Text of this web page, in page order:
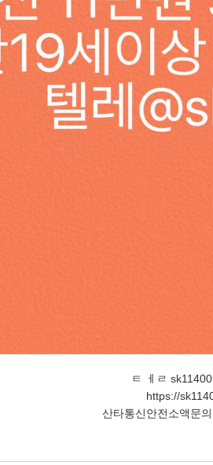
ㅌ ㅔㄹ
https://
산타통신안전소액문